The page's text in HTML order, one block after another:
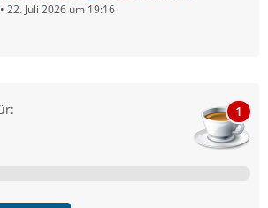
22. Juli 2026 um 19:16
1